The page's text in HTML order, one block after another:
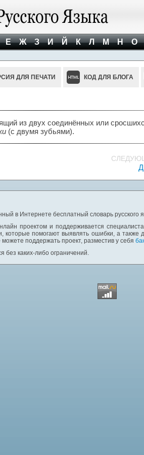
Е Ж З И Й К Л М Н О
ДЛЯ ПЕЧАТИ КОД ДЛЯ БЛОГА
из двух соединённых или
(с двумя зубьями).
в Интернете бесплатный словарь русского
проектом и поддерживается
которые помогают выявлять ошибки, а
поддержать проект, разместив у себя
без каких-либо ограничений.